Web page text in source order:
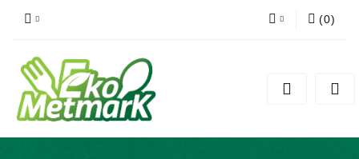
Zarejestruj się
(0)